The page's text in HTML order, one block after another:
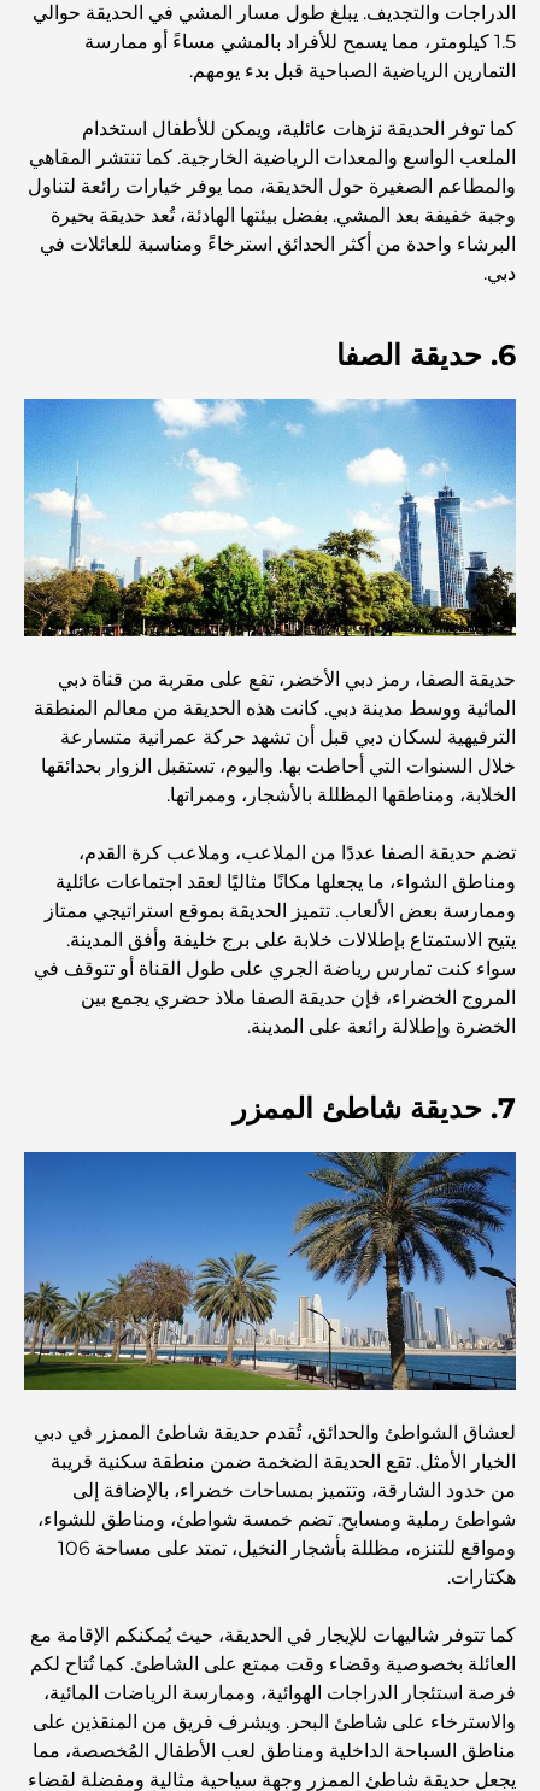
المجتمعات السكنية المطلة على الواجهة البحرية في دبي: حياة
فاخرة على شاطئ البحر
أفضل البنوك في دبي للمقيمين الأجانب: دليل مصرفي شامل
أفضل مطاعم شرائح اللحم في دبي: دليل لعشاق اللحوم
دليل صالات الرياضة في داماك هيلز: أفضل خيارات اللياقة
البدنية في المنطقة المحيطة
أفضل مراكز التسوق في دبي للتسوق والترفيه
أنشطة يمكنك القيام بها في مركز دبي المالي العالمي:
استكشف أكثر مناطق دبي حيوية
بطاقات الائتمان في الإمارات العربية المتحدة: دليل شامل
مستشفى في مركز دبي المالي العالمي: رعاية طبية عالمية
المستوى في دبي
صالات رياضية في مركز دبي المالي العالمي: حيث يلتقي اللياقة
أندر سيارة في العالم: أساطير السيارات التي لا تُقدر بثمن
منصات التداول في الإمارات العربية المتحدة: دليل للمستثمرين
العصريين
أفضل مدارس البكالوريا الدولية في دبي: دليل شامل لأولياء
الأمور
المخطط الرئيسي لتلال دبي: رؤية للحياة المجتمعية العصرية
مطعم دار أوبرا دبي: حيث يلتقي الطعام الفاخر بالثقافة
أغلى ماركات البدلات التي تُعرّف مفهوم الخياطة الفاخرة
مطاعم شاطئ J1: وجهة دبي الجديدة لتناول الطعام الفاخر
حضانة أطفال في دبي هيلز: دليل للآباء
أفضل المقاهي في وسط مدينة دبي: دليل شامل لعشاق القهوة
الدراجات والتجديف. يبلغ طول مسار المشي في الحديقة حوالي
1.5 كيلومتر، مما يسمح للأفراد بالمشي مساءً أو ممارسة
التمارين الرياضية الصباحية قبل بدء يومهم.
كما توفر الحديقة نزهات عائلية، ويمكن للأطفال استخدام
الملعب الواسع والمعدات الرياضية الخارجية. كما تنتشر المقاهي
والمطاعم الصغيرة حول الحديقة، مما يوفر خيارات رائعة لتناول
وجبة خفيفة بعد المشي. بفضل بيئتها الهادئة، تُعد حديقة بحيرة
البرشاء واحدة من أكثر الحدائق استرخاءً ومناسبة للعائلات في
دبي.
6. حديقة الصفا
حديقة الصفا، رمز دبي الأخضر، تقع على مقربة من قناة دبي
المائية ووسط مدينة دبي. كانت هذه الحديقة من معالم المنطقة
الترفيهية لسكان دبي قبل أن تشهد حركة عمرانية متسارعة
خلال السنوات التي أحاطت بها. واليوم، تستقبل الزوار بحدائقها
الخلابة، ومناطقها المظللة بالأشجار، وممراتها.
تضم حديقة الصفا عددًا من الملاعب، وملاعب كرة القدم،
ومناطق الشواء، ما يجعلها مكانًا مثاليًا لعقد اجتماعات عائلية
وممارسة بعض الألعاب. تتميز الحديقة بموقع استراتيجي ممتاز
يتيح الاستمتاع بإطلالات خلابة على برج خليفة وأفق المدينة.
سواء كنت تمارس رياضة الجري على طول القناة أو تتوقف في
المروج الخضراء، فإن حديقة الصفا ملاذ حضري يجمع بين
الخضرة وإطلالة رائعة على المدينة.
7. حديقة شاطئ الممزر
لعشاق الشواطئ والحدائق، تُقدم حديقة شاطئ الممزر في دبي
الخيار الأمثل. تقع الحديقة الضخمة ضمن منطقة سكنية قريبة
من حدود الشارقة، وتتميز بمساحات خضراء، بالإضافة إلى
شواطئ رملية ومسابح. تضم خمسة شواطئ، ومناطق للشواء،
ومواقع للتنزه، مظللة بأشجار النخيل، تمتد على مساحة 106
هكتارات.
كما تتوفر شاليهات للإيجار في الحديقة، حيث يُمكنكم الإقامة مع
العائلة بخصوصية وقضاء وقت ممتع على الشاطئ. كما تُتاح لكم
فرصة استئجار الدراجات الهوائية، وممارسة الرياضات المائية،
والاسترخاء على شاطئ البحر. ويشرف فريق من المنقذين على
مناطق السباحة الداخلية ومناطق لعب الأطفال المُخصصة، مما
يجعل حديقة شاطئ الممزر وجهة سياحية مثالية ومفضلة لقضاء